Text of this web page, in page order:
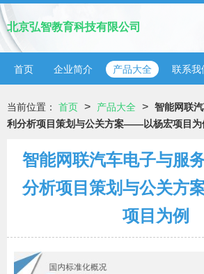
北京弘智教育科技有限公司
首页 企业简介 产品大全 联系我
当前位置： 首页 > 产品大全 > 智能网联
利分析项目策划与公关方案——以杨宏项目为
智能网联汽车电子与服
分析项目策划与公关
项目为例